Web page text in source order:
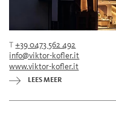
T+39 0473 562 492
info@viktor-kofler.it
www.viktor-kofler.it
LEES MEER